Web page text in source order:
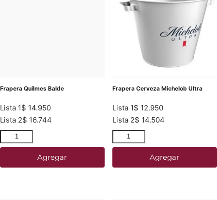
Frapera Quilmes Balde
Lista 1$ 14.950
Lista 2$ 16.744
Agregar
Frapera Cerveza Michelob Ultra
Lista 1$ 12.950
Lista 2$ 14.504
Agregar